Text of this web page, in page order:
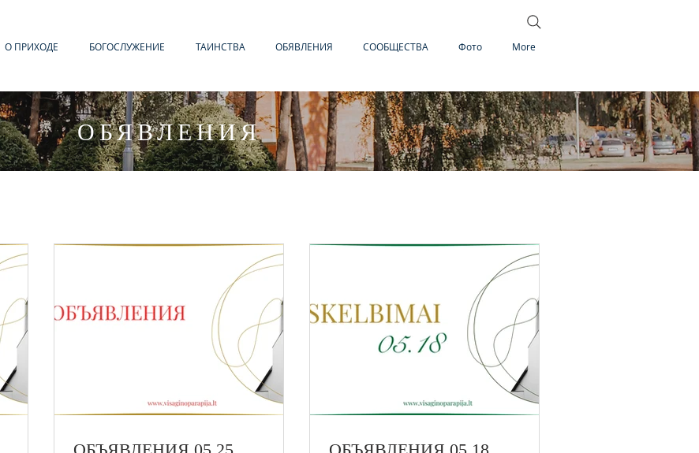
О ПРИХОДЕ БОГОСЛУЖЕНИЕ ТАИНСТВА ОБЯВЛЕНИЯ СООБЩЕСТВА Фото More
ОБЯВЛЕНИЯ